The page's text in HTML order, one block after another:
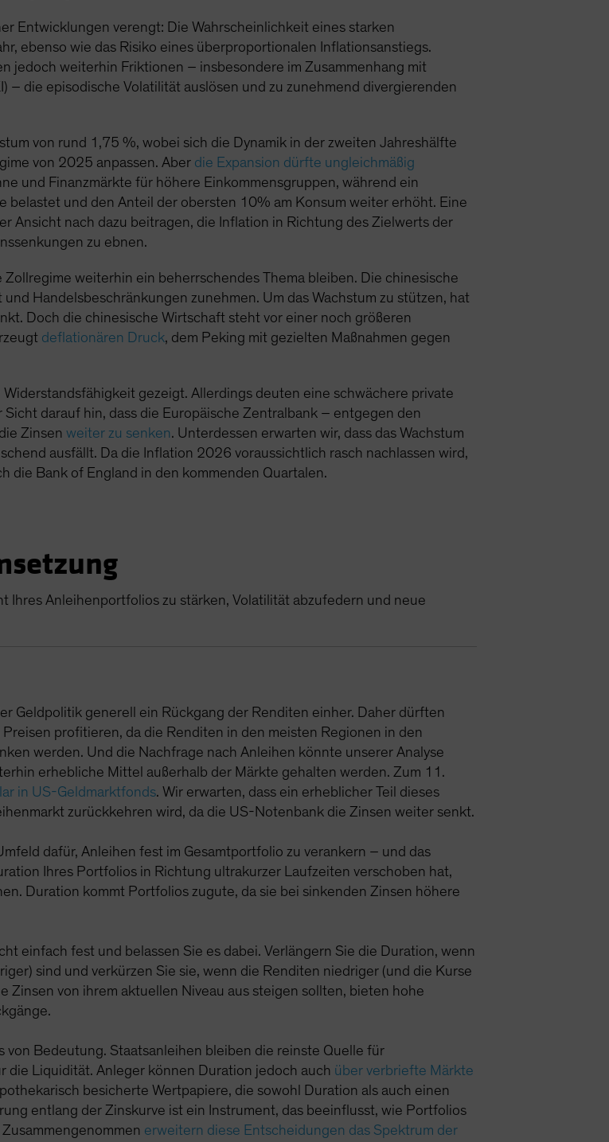
Entwicklungen verengt: Die Wahrscheinlichkeit eines starken
ebenso wie das Risiko eines überproportionalen Inflationsanstiegs.
jedoch weiterhin Friktionen – insbesondere im Zusammenhang mit
– die episodische Volatilität auslösen und zu zunehmend divergierenden
von rund 1,75 %, wobei sich die Dynamik in der zweiten Jahreshälfte
von 2025 anpassen. Aber die Expansion dürfte ungleichmäßig
und Finanzmärkte für höhere Einkommensgruppen, während ein
belastet und den Anteil der obersten 10% am Konsum weiter erhöht. Eine
nach dazu beitragen, die Inflation in Richtung des Zielwerts der
zu ebnen.
weiterhin ein beherrschendes Thema bleiben. Die chinesische
Handelsbeschränkungen zunehmen. Um das Wachstum zu stützen, hat
Doch die chinesische Wirtschaft steht vor einer noch größeren
deflationären Druck, dem Peking mit gezielten Maßnahmen gegen
gezeigt. Allerdings deuten eine schwächere private
darauf hin, dass die Europäische Zentralbank – entgegen den
Zinsenweiter zu senken. Unterdessen erwarten wir, dass das Wachstum
ausfällt. Da die Inflation 2026 voraussichtlich rasch nachlassen wird,
die Bank of England in den kommenden Quartalen.
Ihres Anleihenportfolios zu stärken, Volatilität abzufedern und neue
Geldpolitik generell ein Rückgang der Renditen einher. Daher dürften
profitieren, da die Renditen in den meisten Regionen in den
werden. Und die Nachfrage nach Anleihen könnte unserer Analyse
erhebliche Mittel außerhalb der Märkte gehalten werden. Zum 11.
in US-Geldmarktfonds. Wir erwarten, dass ein erheblicher Teil dieses
zurückkehren wird, da die US-Notenbank die Zinsen weiter senkt.
dafür, Anleihen fest im Gesamtportfolio zu verankern – und das
Ihres Portfolios in Richtung ultrakurzer Laufzeiten verschoben hat,
Duration kommt Portfolios zugute, da sie bei sinkenden Zinsen höhere
einfach fest und belassen Sie es dabei. Verlängern Sie die Duration, wenn
sind und verkürzen Sie sie, wenn die Renditen niedriger (und die Kurse
Zinsen von ihrem aktuellen Niveau aus steigen sollten, bieten hohe
Bedeutung. Staatsanleihen bleiben die reinste Quelle für
die Liquidität. Anleger können Duration jedoch auch über verbriefte Märkte
besicherte Wertpapiere, die sowohl Duration als auch einen
entlang der Zinskurve ist ein Instrument, das beeinflusst, wie Portfolios
erweitern diese Entscheidungen das Spektrum der